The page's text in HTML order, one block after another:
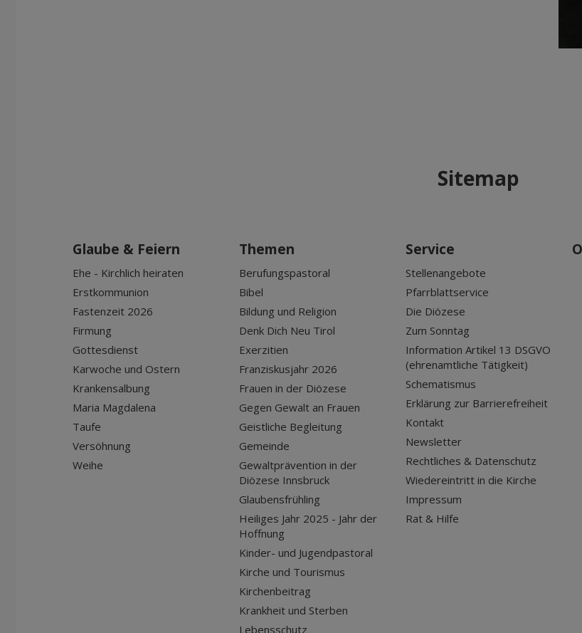
Sitemap
Glaube & Feiern
Ehe - Kirchlich heiraten
Erstkommunion
Fastenzeit 2026
Firmung
Gottesdienst
Karwoche und Ostern
Krankensalbung
Maria Magdalena
Taufe
Versöhnung
Weihe
Themen
Berufungspastoral
Bibel
Bildung und Religion
Denk Dich Neu Tirol
Exerzitien
Franziskusjahr 2026
Frauen in der Diözese
Gegen Gewalt an Frauen
Geistliche Begleitung
Gemeinde
Gewaltprävention in der
Diözese Innsbruck
Glaubensfrühling
Heiliges Jahr 2025 - Jahr der
Hoffnung
Kinder- und Jugendpastoral
Kirche und Tourismus
Kirchenbeitrag
Krankheit und Sterben
Lebensschutz
Service
Stellenangebote
Pfarrblattservice
Die Diözese
Zum Sonntag
Information Artikel 13 DSGVO
(ehrenamtliche Tätigkeit)
Schematismus
Erklärung zur Barrierefreiheit
Kontakt
Newsletter
Rechtliches & Datenschutz
Wiedereintritt in die Kirche
Impressum
Rat & Hilfe